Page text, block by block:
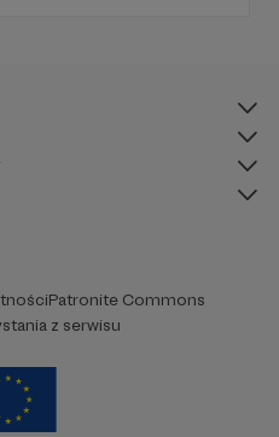
Patronite Commons
z serwisu